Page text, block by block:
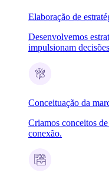
Elaboração de
Desenvolvemos
impulsionam
Conceituação da
Criamos conceitos
conexão.